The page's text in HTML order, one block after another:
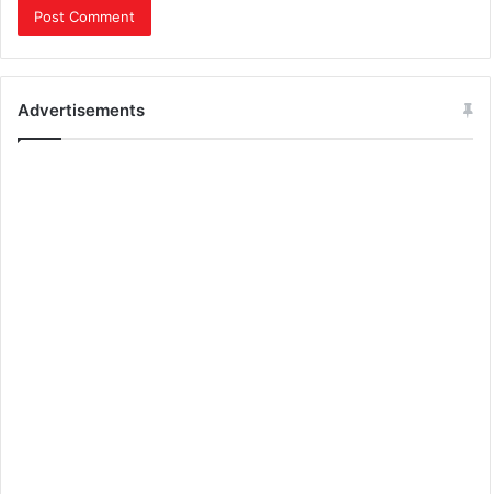
Advertisements